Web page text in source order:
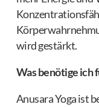
wird gestärkt.
Was benötige ich
Anusara Yoga ist